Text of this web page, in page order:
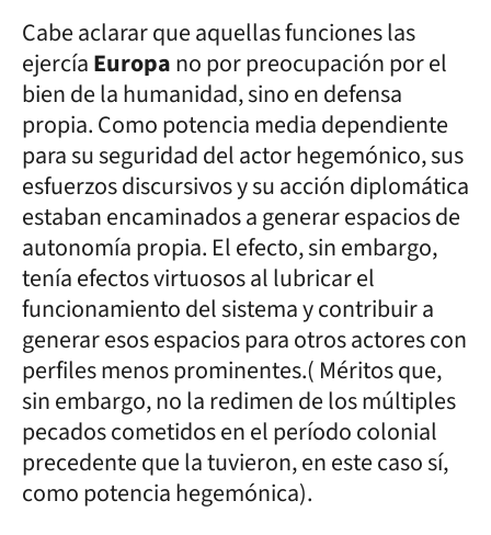
Cabe aclarar que aquellas funciones las
ejercíaEuropano por preocupación por el
bien de la humanidad, sino en defensa
propia. Como potencia media dependiente
para su seguridad del actor hegemónico, sus
esfuerzos discursivos y su acción diplomática
estaban encaminados a generar espacios de
autonomía propia. El efecto, sin embargo,
tenía efectos virtuosos al lubricar el
funcionamiento del sistema y contribuir a
generar esos espacios para otros actores con
perfiles menos prominentes.( Méritos que,
sin embargo, no la redimen de los múltiples
pecados cometidos en el período colonial
precedente que la tuvieron, en este caso sí,
como potencia hegemónica).